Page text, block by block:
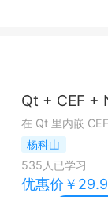
杨科山
535 人已学习
优惠价￥ 29.9